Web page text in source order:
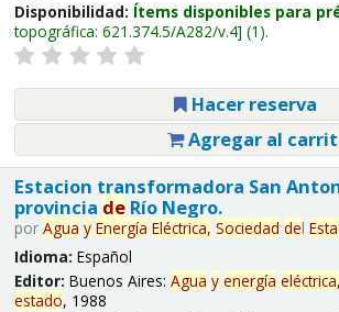
Disponibilidad: Ítems disponibles para
topográfica: 621.374.5/A282/v.4 (1).
Hacer reserva
Agregar al
Estacion transformadora San
provincia deRío Negro.
por Agua y Energía Eléctrica, Sociedad del
Idioma: Español
Editor: Buenos Aires: Agua y energía eléctrica,
estado, 1988